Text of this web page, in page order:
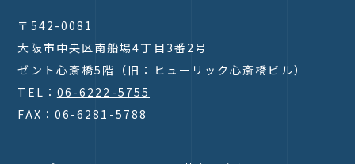
〒542-0081
大阪市中央区南船場4丁目3番2号
ゼント心斎橋5階（旧：ヒューリック心斎橋ビル）
TEL： 06-6222-5755
FAX：06-6281-5788